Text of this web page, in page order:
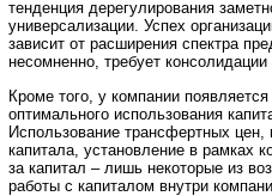
тенденция дерегулирования
универсализации. Успех
зависит от расширения спектра
несомненно, требует консолидации
Кроме того, у компании
оптимального использования
Использование трансфертных цен,
капитала, установление в рамках
за капитал – лишь некоторые из
работы с капиталом внутри